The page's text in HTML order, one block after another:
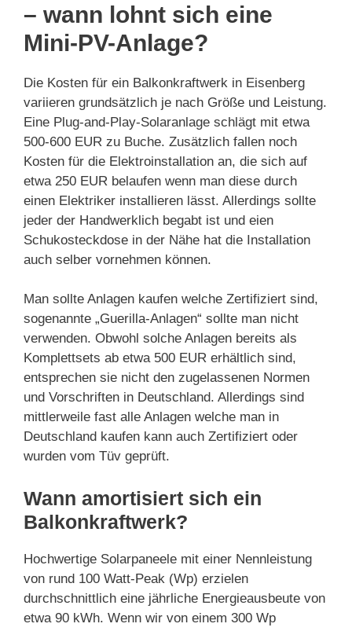
– wann lohnt sich eine
Mini-PV-Anlage?
Die Kosten für ein Balkonkraftwerk in Eisenberg
variieren grundsätzlich je nach Größe und Leistung.
Eine Plug-and-Play-Solaranlage schlägt mit etwa
500-600 EUR zu Buche. Zusätzlich fallen noch
Kosten für die Elektroinstallation an, die sich auf
etwa 250 EUR belaufen wenn man diese durch
einen Elektriker installieren lässt. Allerdings sollte
jeder der Handwerklich begabt ist und eien
Schukosteckdose in der Nähe hat die Installation
auch selber vornehmen können.
Man sollte Anlagen kaufen welche Zertifiziert sind,
sogenannte „Guerilla-Anlagen“ sollte man nicht
verwenden. Obwohl solche Anlagen bereits als
Komplettsets ab etwa 500 EUR erhältlich sind,
entsprechen sie nicht den zugelassenen Normen
und Vorschriften in Deutschland. Allerdings sind
mittlerweile fast alle Anlagen welche man in
Deutschland kaufen kann auch Zertifiziert oder
wurden vom Tüv geprüft.
Wann amortisiert sich ein
Balkonkraftwerk?
Hochwertige Solarpaneele mit einer Nennleistung
von rund 100 Watt-Peak (Wp) erzielen
durchschnittlich eine jährliche Energieausbeute von
etwa 90 kWh. Wenn wir von einem 300 Wp